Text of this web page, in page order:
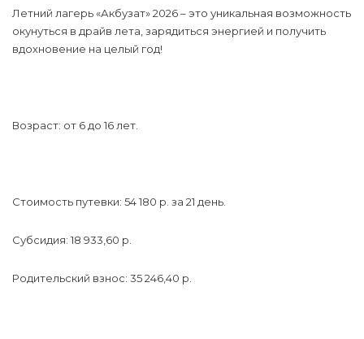
Летний лагерь «Акбузат» 2026 – это уникальная возможность
окунуться в драйв лета, зарядиться энергией и получить
вдохновение на целый год!
Возраст: от 6 до 16 лет.
Стоимость путевки: 54 180 р. за 21 день.
Субсидия: 18 933,60 р.
Родительский взнос: 35 246,40 р.